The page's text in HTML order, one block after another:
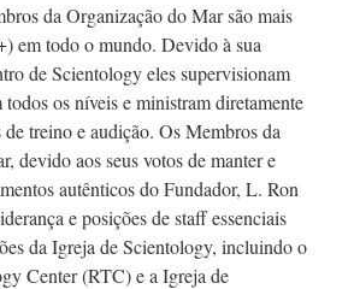
da Organização do Mar são mais
em todo o mundo. Devido à sua
de Scientology eles supervisionam
os níveis e ministram diretamente
treino e audição. Os Membros da
devido aos seus votos de manter e
autênticos do Fundador, L. Ron
e posições de staff essenciais
da Igreja de Scientology, incluindo o
Center (RTC) e a Igreja de